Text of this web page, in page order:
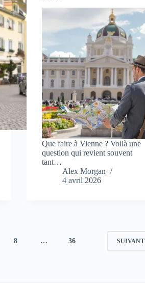
Que faire à Vienne ? Voilà une
question qui revient souvent
tant…
Alex Morgan
4 avril 2026
8 … 36 SUIVANT